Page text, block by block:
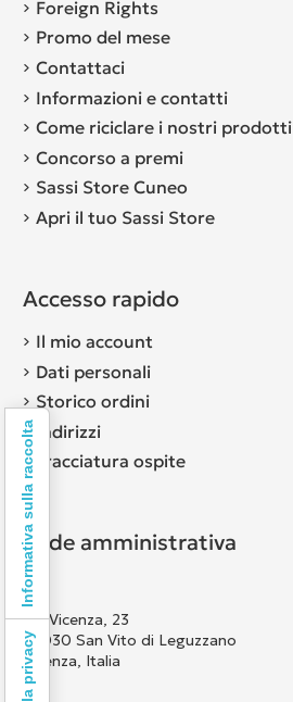
Foreign Rights
Promo del mese
Contattaci
Informazioni e contatti
Come riciclare i nostri prodotti
Concorso a premi
Sassi Store Cuneo
Apri il tuo Sassi Store
Accesso rapido
Il mio account
Dati personali
Storico ordini
Indirizzi
Tracciatura ospite
Sede amministrativa
Via Vicenza, 23
36030 San Vito di Leguzzano
Vicenza, Italia
Informativa sulla raccolta